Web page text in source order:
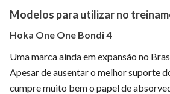
Modelos para utilizar no
Hoka One One Bondi 4
Uma marca ainda em expansão no
Apesar de ausentar o melhor suporte
cumpre muito bem o papel de